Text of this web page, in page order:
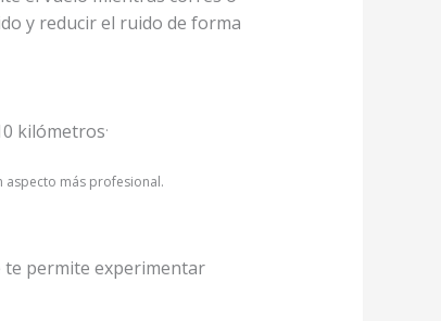
y reducir el ruido de forma
kilómetros.
aspecto más profesional.
te permite experimentar